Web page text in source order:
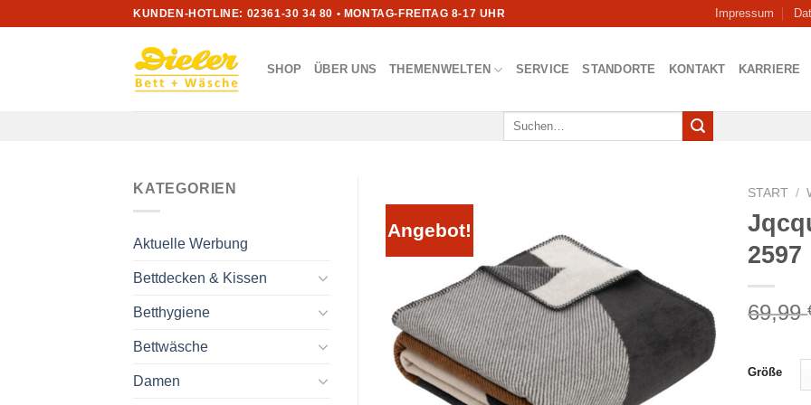
KUNDEN-HOTLINE: 02361-30 34 80 • MONTAG-FREITAG 8-17 UHR Impressum
SHOP ÜBER UNS THEMENWELTEN SERVICE STANDORTE KONTAKT KARRIERE
Suchen
KATEGORIEN
Aktuelle Werbung
Bettdecken & Kissen
Betthygiene
Bettwäsche
Damen
Angebot!
START /
2597
69,99
Größe